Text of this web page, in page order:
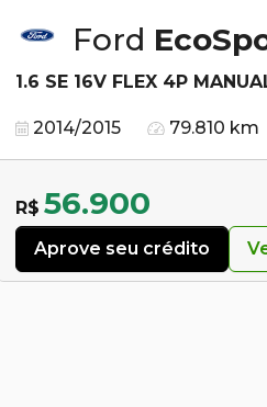
Ford
1.6 SE 16V FLEX 4P
2014/2015 79.810 km
R$ 56.900
Aprove seu crédito